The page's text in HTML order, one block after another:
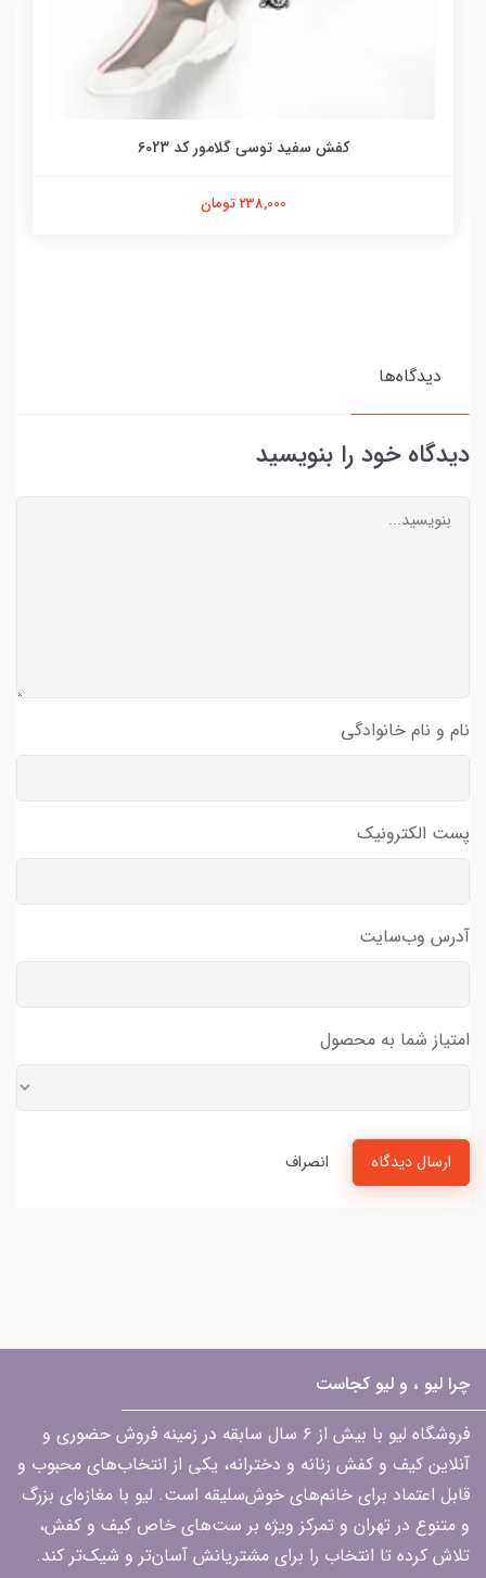
کفش سفید توسی گلامور کد 6023
238,000 تومان
دیدگاه‌ها
دیدگاه خود را بنویسید
نام و نام خانوادگی
پست الکترونیک
آدرس وب‌سایت
امتیاز شما به محصول
ارسال دیدگاه انصراف
چرا لیو ، و لیو کجاست
فروشگاه لیو با بیش از ۶ سال سابقه در زمینه فروش حضوری و
آنلاین کیف و کفش زنانه و دخترانه، یکی از انتخاب‌های محبوب و
قابل اعتماد برای خانم‌های خوش‌سلیقه است. لیو با مغازه‌ای بزرگ
و متنوع در تهران و تمرکز ویژه بر ست‌های خاص کیف و کفش،
تلاش کرده تا انتخاب را برای مشتریانش آسان‌تر و شیک‌تر کند.